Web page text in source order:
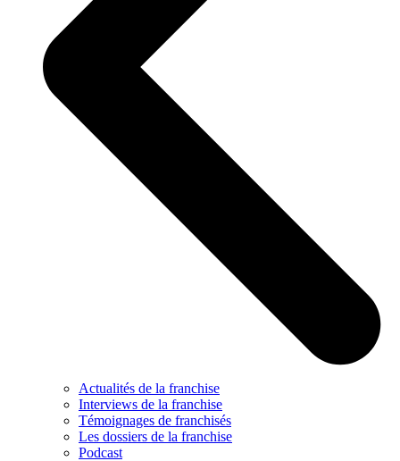
Actualités de la franchise
Interviews de la franchise
Témoignages de franchisés
Les dossiers de la franchise
Podcast